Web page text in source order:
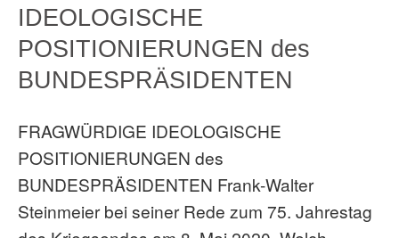
IDEOLOGISCHE
POSITIONIERUNGEN des
BUNDESPRÄSIDENTEN
FRAGWÜRDIGE IDEOLOGISCHE
POSITIONIERUNGEN des
BUNDESPRÄSIDENTEN Frank-Walter
Steinmeier bei seiner Rede zum 75. Jahrestag